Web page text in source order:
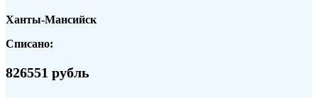
Ханты-Мансийск
Списано:
826551 рубль